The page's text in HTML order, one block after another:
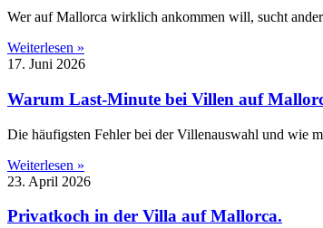
Wer auf Mallorca wirklich ankommen will, sucht
Weiterlesen »
17. Juni 2026
Warum Last-Minute bei Villen auf
Die häufigsten Fehler bei der Villenauswahl und wie
Weiterlesen »
23. April 2026
Privatkoch in der Villa auf Mallorca.